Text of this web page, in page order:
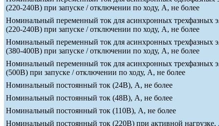
(220-240В) при запуске / отключении по ходу, А, не более
Номинальный переменный ток для асинхронных трехфазных
(220-240В) при запуске / отключении по ходу, А, не более
Номинальный переменный ток для асинхронных трехфазных
(380-400В) при запуске / отключении по ходу, А, не более
Номинальный переменный ток для асинхронных трехфазных
(500В) при запуске / отключении по ходу, А, не более
Номинальный постоянный ток (24В), А, не более
Номинальный постоянный ток (48В), А, не более
Номинальный постоянный ток (110В), А, не более
Номинальный постоянный ток (220В) при активной нагрузке,